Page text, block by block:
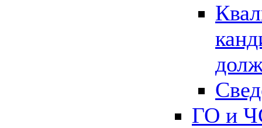
ГО и